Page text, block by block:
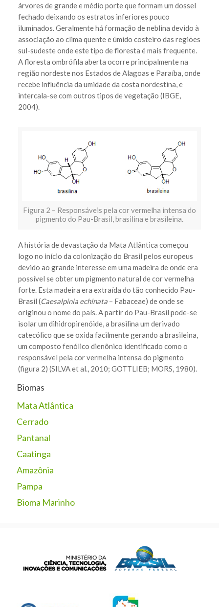
árvores de grande e médio porte que formam um dossel
fechado deixando os estratos inferiores pouco
iluminados. Geralmente há formação de neblina devido à
associação ao clima quente e úmido costeiro das regiões
sul-sudeste onde este tipo de floresta é mais frequente.
A floresta ombrófila aberta ocorre principalmente na
região nordeste nos Estados de Alagoas e Paraíba, onde
recebe influência da umidade da costa nordestina, e
intercala-se com outros tipos de vegetação (IBGE,
2004).
Figura 2 – Responsáveis pela cor vermelha intensa do
pigmento do Pau-Brasil, brasilina e brasileina.
A história de devastação da Mata Atlântica começou
logo no início da colonização do Brasil pelos europeus
devido ao grande interesse em uma madeira de onde era
possível se obter um pigmento natural de cor vermelha
forte. Esta madeira era extraída do tão conhecido Pau-
Brasil (Caesalpinia echinata – Fabaceae) de onde se
originou o nome do país. A partir do Pau-Brasil pode-se
isolar um dihidropirenóide, a brasilina um derivado
catecólico que se oxida facilmente gerando a brasileina,
um composto fenólico dienônico identificado como o
responsável pela cor vermelha intensa do pigmento
(figura 2) (SILVA et al., 2010; GOTTLIEB; MORS, 1980).
Biomas
Mata Atlântica
Cerrado
Pantanal
Caatinga
Amazônia
Pampa
Bioma Marinho